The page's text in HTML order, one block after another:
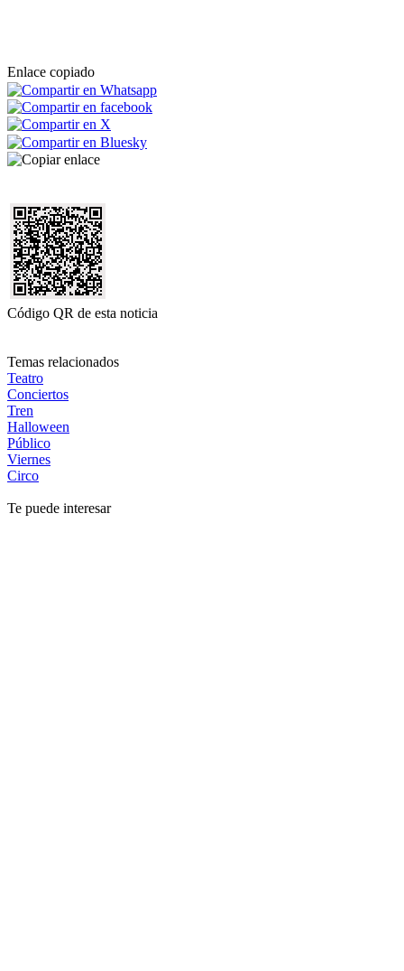
Enlace copiado
Código QR de esta noticia
Temas relacionados
Teatro
Conciertos
Tren
Halloween
Público
Viernes
Circo
Te puede interesar